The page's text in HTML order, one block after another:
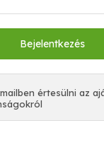
értesülni az